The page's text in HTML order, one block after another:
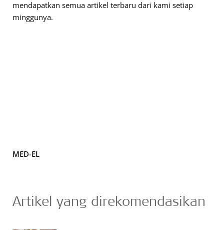
mendapatkan semua artikel terbaru dari kami setiap
minggunya.
MED-EL
Artikel yang direkomendasikan